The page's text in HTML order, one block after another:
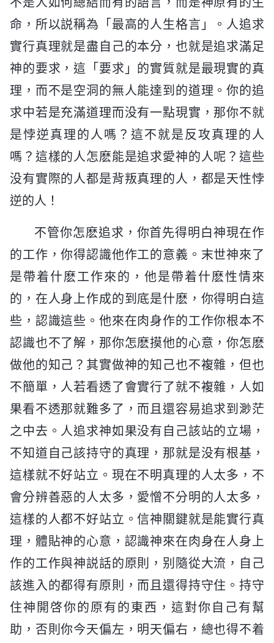
命，所以説稱為「最高的人生格言」。人追求
實行真理就是盡自己的本分，也就是追求滿足
神的要求，這「要求」的實質就是最現實的真
理，而不是空洞的無人能達到的道理。你的追
求中若是充滿道理而没有一點現實，那你不就
是悖逆真理的人嗎？這不就是反攻真理的人
嗎？這樣的人怎麽能是追求愛神的人呢？這些
没有實際的人都是背叛真理的人，都是天性悖
逆的人！
不管你怎麽追求，你首先得明白神現在作
的工作，你得認識他作工的意義。末世神來了
是帶着什麽工作來的，他是帶着什麽性情來
的，在人身上作成的到底是什麽，你得明白這
些，認識這些。他來在肉身作的工作你根本不
認識也不了解，那你怎麽摸他的心意，你怎麽
做他的知己？其實做神的知己也不複雜，但也
不簡單，人若看透了會實行了就不複雜，人如
果看不透那就難多了，而且還容易追求到渺茫
之中去。人追求神如果没有自己該站的立場，
不知道自己該持守的真理，那就是没有根基，
這樣就不好站立。現在不明真理的人太多，不
會分辨善惡的人太多，愛憎不分明的人太多，
這樣的人都不好站立。信神關鍵就是能實行真
理，體貼神的心意，認識神來在肉身在人身上
作的工作與神説話的原則，别隨從大流，自己
該進入的都得有原則，而且還得持守住。持守
住神開啓你的原有的東西，這對你自己有幫
助，否則你今天偏左，明天偏右，總也得不着